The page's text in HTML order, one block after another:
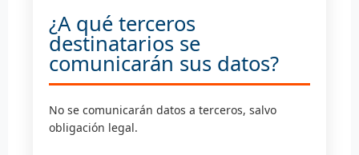
¿A qué terceros
destinatarios se
comunicarán sus datos?
No se comunicarán datos a terceros, salvo
obligación legal.